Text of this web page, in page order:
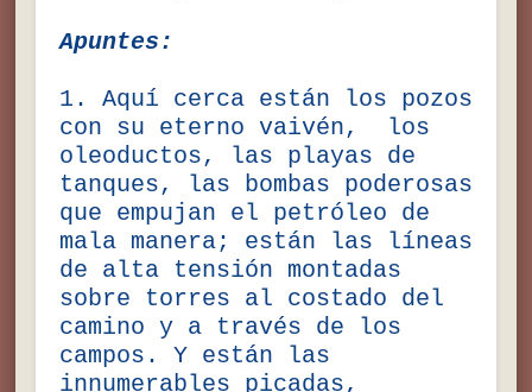
Apuntes:
1. Aquí cerca están los pozos
con su eterno vaivén, los
oleoductos, las playas de
tanques, las bombas poderosas
que empujan el petróleo de
mala manera; están las líneas
de alta tensión montadas
sobre torres al costado del
camino y a través de los
campos. Y están las
innumerables picadas,